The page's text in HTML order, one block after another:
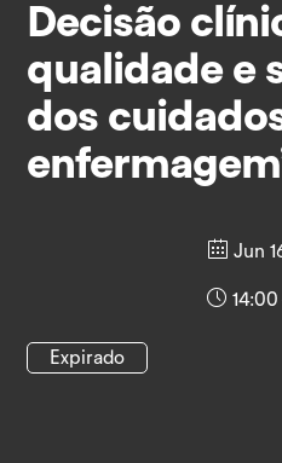
Decisão
qualidade e
dos
Jun
Expirado
14:00